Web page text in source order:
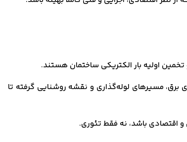
برق، مسیرهای لوله‌گذاری و نقشه روشنایی گرفته تا